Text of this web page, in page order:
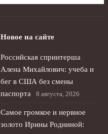
Новое на сайте
Российская спринтерша
Алена Михайлович: учеба и
бег в США без смены
паспорта
8 августа, 2026
Самое громкое и нервное
золото Ирины Родниной: